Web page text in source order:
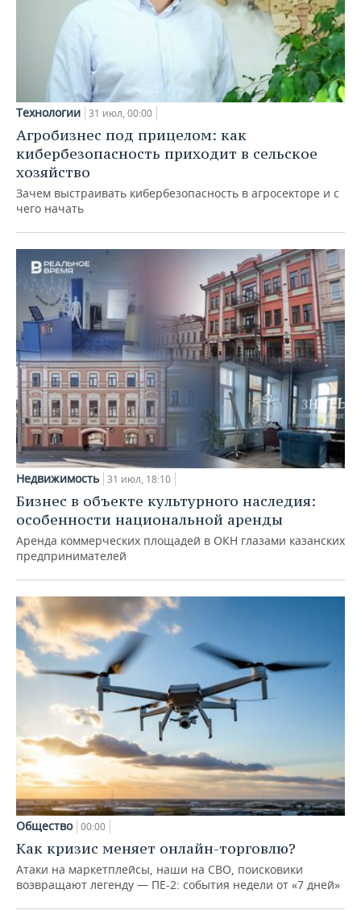
Технологии 31 июл, 00:00
Агробизнес под прицелом: как
кибербезопасность приходит в сельское
хозяйство
Зачем выстраивать кибербезопасность в агросекторе и с
чего начать
Недвижимость 31 июл, 18:10
Бизнес в объекте культурного наследия:
особенности национальной аренды
Аренда коммерческих площадей в ОКН глазами казанских
предпринимателей
Общество 00:00
Как кризис меняет онлайн-торговлю?
Атаки на маркетплейсы, наши на СВО, поисковики
возвращают легенду — ПЕ-2: события недели от «7 дней»